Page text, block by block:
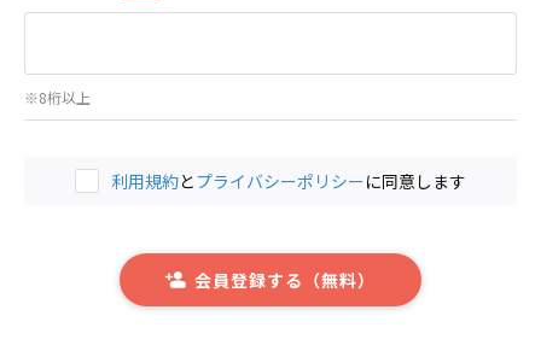
※8桁以上
利用規約とプライバシーポリシーに同意します
会員登録する（無料）